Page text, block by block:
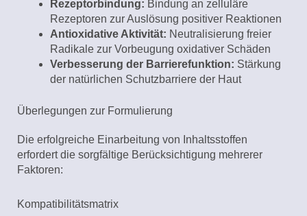
Rezeptorbindung: Bindung an zelluläre
Rezeptoren zur Auslösung positiver Reaktionen
Antioxidative Aktivität: Neutralisierung freier
Radikale zur Vorbeugung oxidativer Schäden
Verbesserung der Barrierefunktion: Stärkung
der natürlichen Schutzbarriere der Haut
Überlegungen zur Formulierung
Die erfolgreiche Einarbeitung von Inhaltsstoffen
erfordert die sorgfältige Berücksichtigung mehrerer
Faktoren:
Kompatibilitätsmatrix